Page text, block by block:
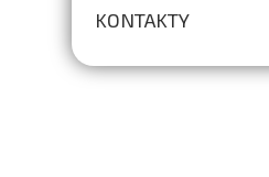
KONTAKTY